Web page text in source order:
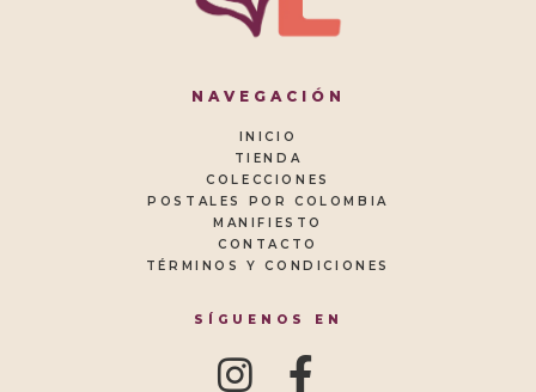
NAVEGACIÓN
INICIO
TIENDA
COLECCIONES
POSTALES POR COLOMBIA
MANIFIESTO
CONTACTO
TÉRMINOS Y CONDICIONES
SÍGUENOS EN